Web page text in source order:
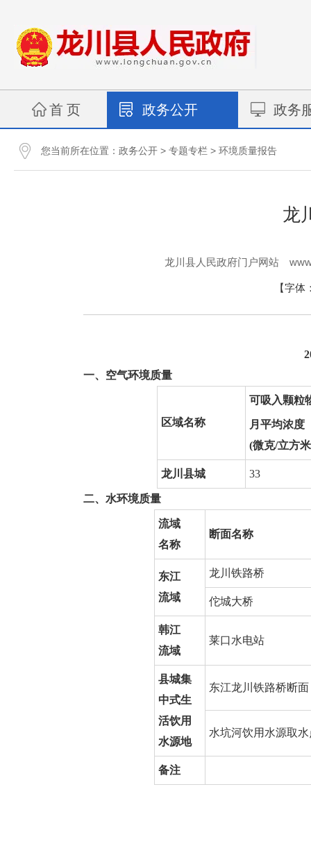
首 页 政务公开 政务
您当前所在位置： 政务公开 > 专题专栏 > 环境质量报告
龙
龙川县人民政府门户网站
【字体
一、空气环境质量
区域名称
可吸入颗粒
月平均浓度
(微克/立方
龙川县城 33
二、水环境质量
流域
名称
断面名称
东江
流域
龙川铁路桥
佗城大桥
韩江
流域
莱口水电站
县城集
中式生
活饮用
水源地
东江龙川铁路桥断面
水坑河饮用水源取水
备注